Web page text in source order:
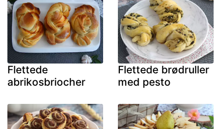
Flettede
abrikosbriocher
Flettede brødruller
med pesto